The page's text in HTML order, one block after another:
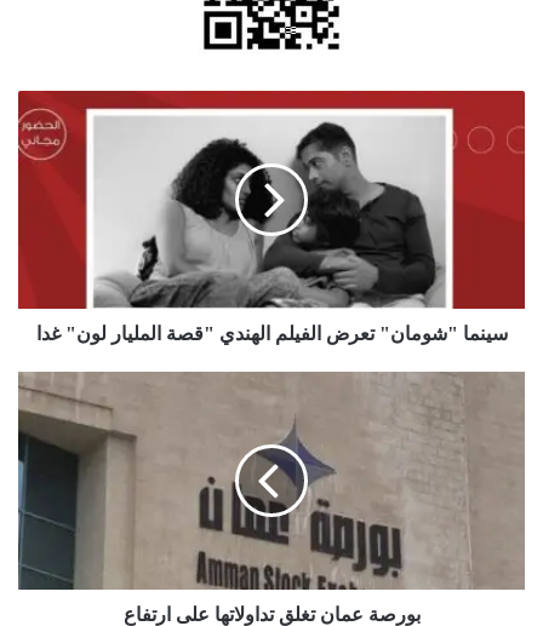
"شومان"
تعرض
غدا
سينما "شومان" تعرض الفيلم الهندي "قصة المليار لون" غدا
بورصة عمان تغلق تداولاتها على ارتفاع